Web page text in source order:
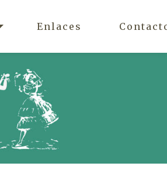
Enlaces